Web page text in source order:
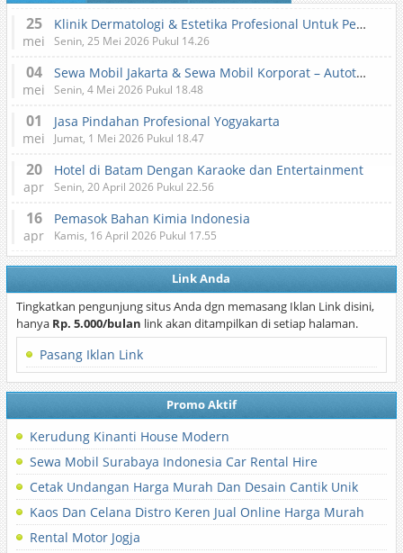
25
mei
Klinik Dermatologi & Estetika Profesional Untuk Perawatan Kulit dan Kecantikan
Senin, 25 Mei 2026 Pukul 14.26
04
mei
Sewa Mobil Jakarta & Sewa Mobil Korporat – Autotranz Indonesia
Senin, 4 Mei 2026 Pukul 18.48
01
mei
Jasa Pindahan Profesional Yogyakarta
Jumat, 1 Mei 2026 Pukul 18.47
20
apr
Hotel di Batam Dengan Karaoke dan Entertainment
Senin, 20 April 2026 Pukul 22.56
16
apr
Pemasok Bahan Kimia Indonesia
Kamis, 16 April 2026 Pukul 17.55
Link Anda
Tingkatkan pengunjung situs Anda dgn memasang Iklan Link disini,
hanya Rp. 5.000/bulan link akan ditampilkan di setiap halaman.
Pasang Iklan Link
Promo Aktif
Kerudung Kinanti House Modern
Sewa Mobil Surabaya Indonesia Car Rental Hire
Cetak Undangan Harga Murah Dan Desain Cantik Unik
Kaos Dan Celana Distro Keren Jual Online Harga Murah
Rental Motor Jogja